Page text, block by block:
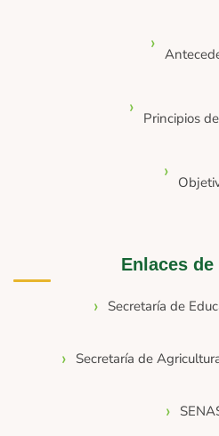
Principios
Enlaces
Secretaría de
Secretaría de